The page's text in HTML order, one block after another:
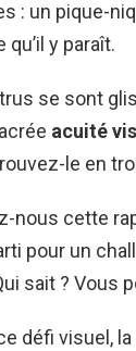
: un pique-
qu’il y paraît.
se sont
acuité
le en
nous cette
pour un
sait ? Vous
défi visuel,